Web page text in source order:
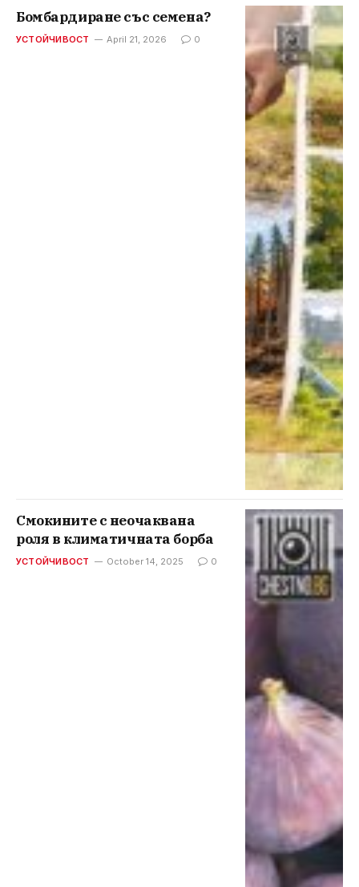
Бомбардиране със семена?
УСТОЙЧИВОСТ April 21, 2026 0
Смокините с неочаквана
роля в климатичната борба
УСТОЙЧИВОСТ October 14, 2025 0